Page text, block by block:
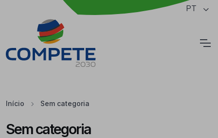
Saltar para o conteúdo principal da página PT
Início Sem categoria
Sem categoria